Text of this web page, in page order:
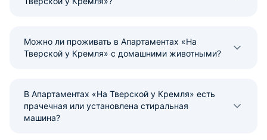
Можно ли проживать в Апартаментах «На
Тверской у Кремля» с домашними животными?
В Апартаментах «На Тверской у Кремля» есть
прачечная или установлена стиральная
машина?